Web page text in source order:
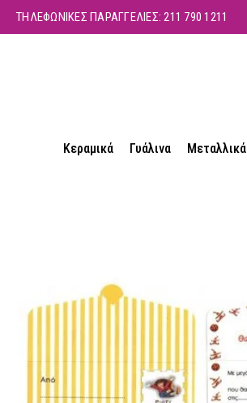
ΤΗΛΕΦΩΝΙΚΕΣ ΠΑΡΑΓΓΕΛΙΕΣ:211 790 1211
Κεραμικά Γυάλινα Μεταλλικά